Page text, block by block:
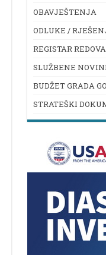
OBAVJEŠTENJA
ODLUKE /
REGISTAR
SLUŽBENE
BUDŽET GRADA
STRATEŠKI